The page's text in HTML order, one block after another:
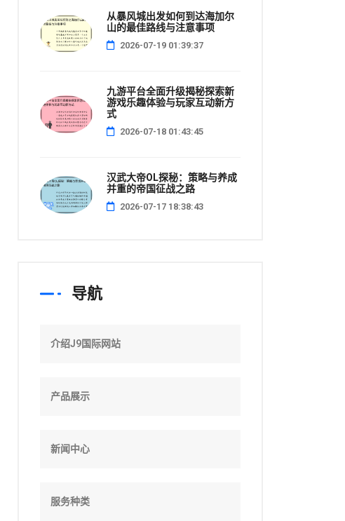
从暴风城出发如何到达海加尔
山的最佳路线与注意事项
2026-07-19 01:39:37
九游平台全面升级揭秘探索新
游戏乐趣体验与玩家互动新方
式
2026-07-18 01:43:45
汉武大帝OL探秘：策略与养成
并重的帝国征战之路
2026-07-17 18:38:43
导航
介绍J9国际网站
产品展示
新闻中心
服务种类